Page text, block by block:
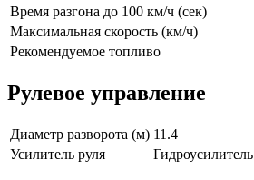
Время разгона до 100 км/ч (сек)
Максимальная скорость (км/ч)
Рекомендуемое топливо
Рулевое управление
Диаметр разворота (м) 11.4
Усилитель руля
Гидроусилитель